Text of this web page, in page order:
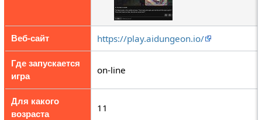
Веб-сайт https://play.aidungeon.io/
Где запускается
игра
on-line
Для какого
возраста
11